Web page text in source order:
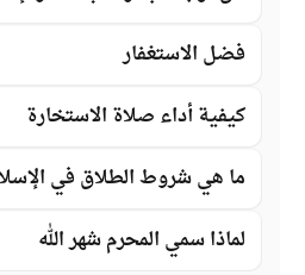
فضل الاستغفار
كيفية أداء صلاة الاستخارة
ما هي شروط الطلاق في
لماذا سمي المحرم شهر الله